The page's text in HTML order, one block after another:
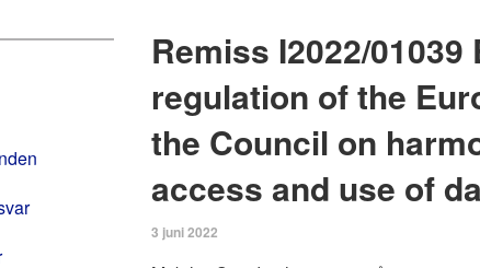
Remiss I2022/01039
regulation of the
the Council on
access and use of
3 juni 2022